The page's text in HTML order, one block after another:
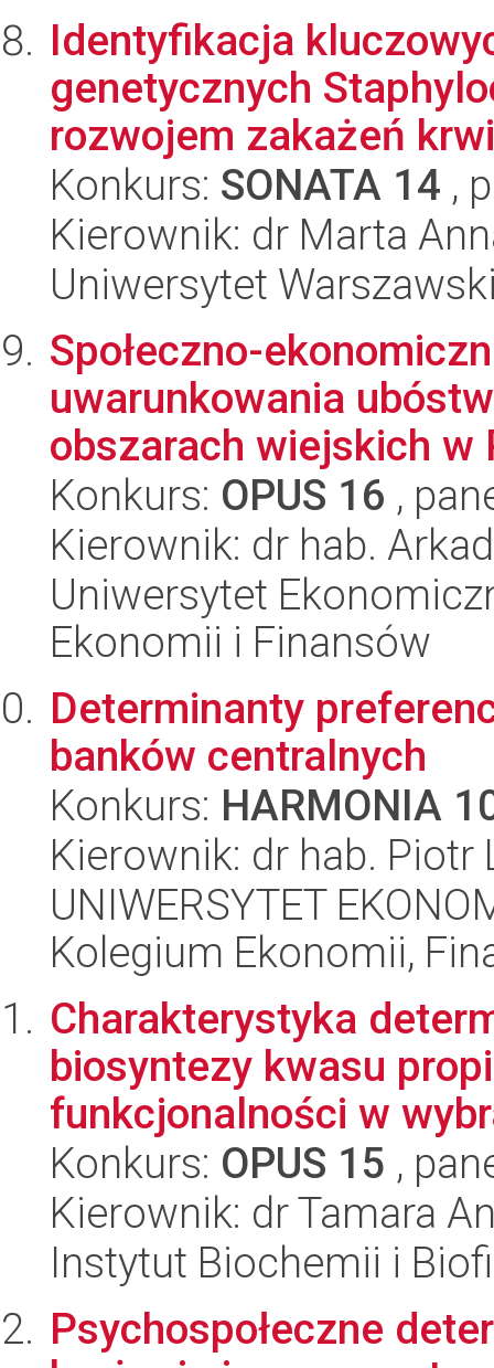
Identyfikacja
genetycznych
rozwojem zakażeń
Konkurs: SONATA 14 ,
Kierownik: dr Marta
Uniwersytet
Społeczno-
uwarunkowania
obszarach wiejskich w
Konkurs: OPUS 16 ,
Kierownik: dr hab.
Uniwersytet
Ekonomii i Finansów
Determinanty
banków centralnych
Konkurs: HARMONIA
Kierownik: dr hab. Piotr
UNIWERSYTET
Kolegium Ekonomii,
Charakterystyka
biosyntezy kwasu
funkcjonalności w
Konkurs: OPUS 15 ,
Kierownik: dr Tamara
Instytut Biochemii i
Psychospołeczne